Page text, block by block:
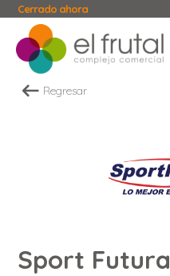
Cerrado ahora
Regresar
Sport Futura